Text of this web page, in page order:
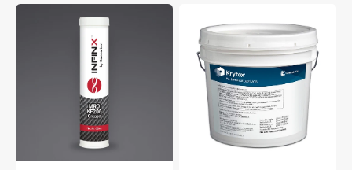
INFINX
XHT-
ACX
FETT